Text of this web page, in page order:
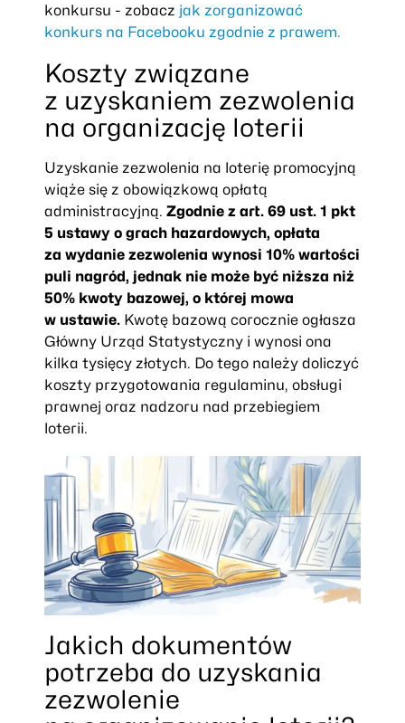
konkursu - zobacz jak zorganizować
konkurs na Facebooku zgodnie z prawem.
Koszty związane
z uzyskaniem zezwolenia
na organizację loterii
Uzyskanie zezwolenia na loterię promocyjną
wiąże się z obowiązkową opłatą
administracyjną. Zgodnie z art. 69 ust. 1 pkt
5 ustawy o grach hazardowych, opłata
za wydanie zezwolenia wynosi 10% wartości
puli nagród, jednak nie może być niższa niż
50% kwoty bazowej, o której mowa
w ustawie.Kwotę bazową corocznie ogłasza
Główny Urząd Statystyczny i wynosi ona
kilka tysięcy złotych. Do tego należy doliczyć
koszty przygotowania regulaminu, obsługi
prawnej oraz nadzoru nad przebiegiem
loterii.
Jakich dokumentów
potrzeba do uzyskania
zezwolenie